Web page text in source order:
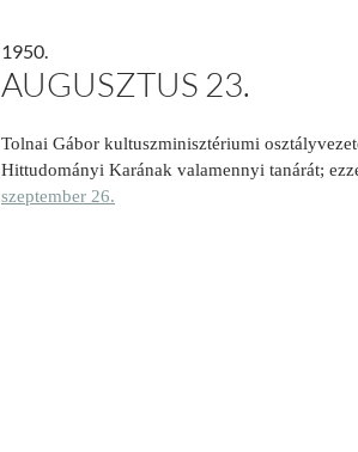
1950.
AUGUSZTUS 23.
Tolnai Gábor kultuszminisztériumi
Hittudományi Karának valamennyi tanárát;
szeptember 26.